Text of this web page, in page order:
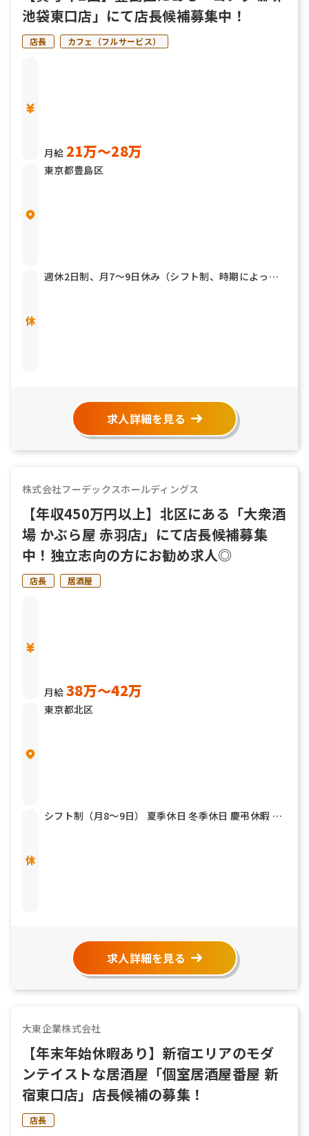
池袋東口店」にて店長候補募集中！
店長 カフェ（フルサービス）
月給 21万〜28万
東京都豊島区
週休2日制、月7～9日休み（シフト制、時期によって
求人詳細を見る
株式会社フーデックスホールディングス
【年収450万円以上】北区にある「大衆酒
場 かぶら屋 赤羽店」にて店長候補募集
中！独立志向の方にお勧め求人◎
店長 居酒屋
月給 38万〜42万
東京都北区
シフト制（月8～9日） 夏季休日 冬季休日 慶弔休暇 有
求人詳細を見る
大東企業株式会社
【年末年始休暇あり】新宿エリアのモダ
ンテイストな居酒屋「個室居酒屋番屋 新
宿東口店」店長候補の募集！
店長